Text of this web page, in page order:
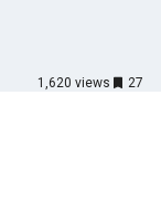
1,620 views 27